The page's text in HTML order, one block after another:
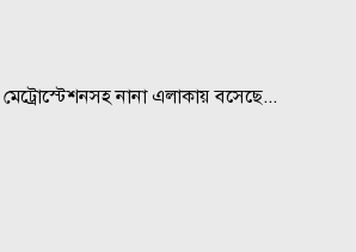
নানা এলাকায় বসেছে...